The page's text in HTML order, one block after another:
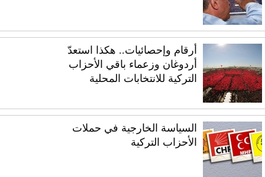
أرقام وإحصائيات.. هكذا استعدّ
أردوغان وزعماء باقي الأحزاب
التركية للانتخابات المحلية
السياسة الخارجية في حملات
الأحزاب التركية